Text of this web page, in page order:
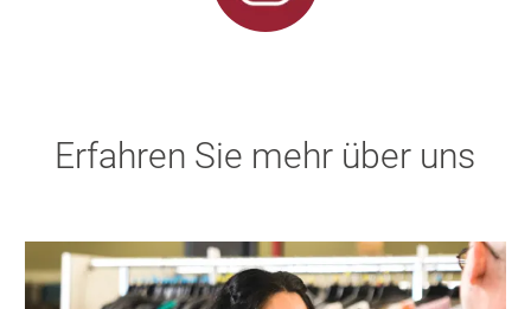
Erfahren Sie mehr über uns